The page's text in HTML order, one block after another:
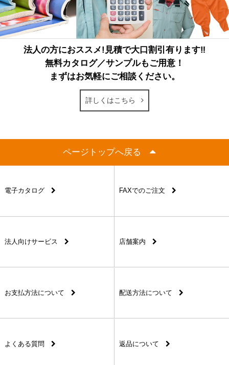
法人の方におススメ!見積で大口割引有ります‼
無料カタログ／サンプルもご用意！
まずはお気軽にご相談ください。
詳しくはこちら
ページトップへ戻る
電子カタログ FAXでのご注文
法人向けサービス 店舗案内
お支払方法について 配送方法について
よくある質問 返品について